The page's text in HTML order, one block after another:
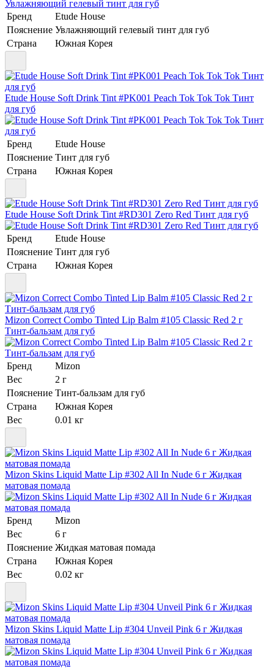
Бренд
Etude House
Пояснение Увлажняющий гелевый тинт для губ
Страна
Южная Корея
Etude House Soft Drink Tint #PK001 Peach Tok Tok Tok Тинт
для губ
Бренд
Etude House
Пояснение Тинт для губ
Страна
Южная Корея
Etude House Soft Drink Tint #RD301 Zero Red Тинт для губ
Бренд
Etude House
Пояснение Тинт для губ
Страна
Южная Корея
Mizon Correct Combo Tinted Lip Balm #105 Classic Red 2 г
Тинт-бальзам для губ
Бренд
Mizon
Вес
2 г
Пояснение Тинт-бальзам для губ
Страна
Южная Корея
Вес
0.01 кг
Mizon Skins Liquid Matte Lip #302 All In Nude 6 г Жидкая
матовая помада
Бренд
Mizon
Вес
6 г
Пояснение Жидкая матовая помада
Страна
Южная Корея
Вес
0.02 кг
Mizon Skins Liquid Matte Lip #304 Unveil Pink 6 г Жидкая
матовая помада